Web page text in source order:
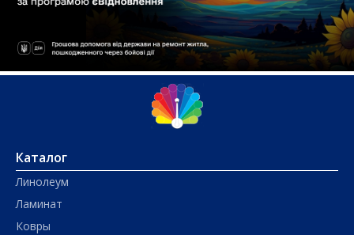
Каталог
Линолеум
Ламинат
Ковры